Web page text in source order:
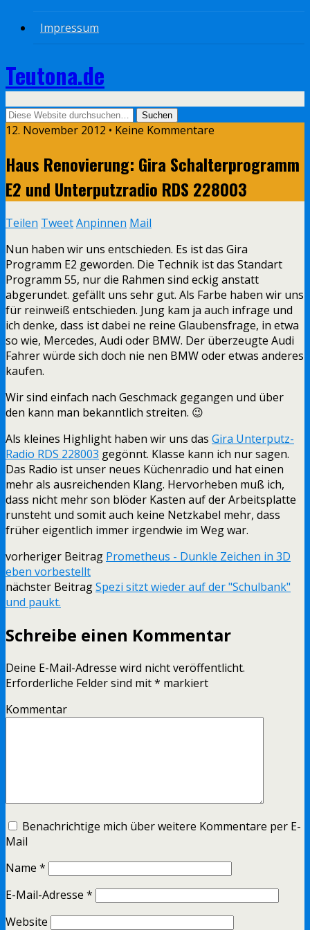
Impressum
Teutona.de
12. November 2012 • Keine Kommentare
Haus Renovierung: Gira Schalterprogramm
E2 und Unterputzradio RDS 228003
Teilen TweetAnpinnen Mail
Nun haben wir uns entschieden. Es ist das Gira
Programm E2 geworden. Die Technik ist das Standart
Programm 55, nur die Rahmen sind eckig anstatt
abgerundet. gefällt uns sehr gut. Als Farbe haben wir uns
für reinweiß entschieden. Jung kam ja auch infrage und
ich denke, dass ist dabei ne reine Glaubensfrage, in etwa
so wie, Mercedes, Audi oder BMW. Der überzeugte Audi
Fahrer würde sich doch nie nen BMW oder etwas anderes
kaufen.
Wir sind einfach nach Geschmack gegangen und über
den kann man bekanntlich streiten. 😉
Als kleines Highlight haben wir uns das Gira Unterputz-
Radio RDS 228003 gegönnt. Klasse kann ich nur sagen.
Das Radio ist unser neues Küchenradio und hat einen
mehr als ausreichenden Klang. Hervorheben muß ich,
dass nicht mehr son blöder Kasten auf der Arbeitsplatte
runsteht und somit auch keine Netzkabel mehr, dass
früher eigentlich immer irgendwie im Weg war.
vorheriger Beitrag Prometheus - Dunkle Zeichen in 3D
eben vorbestellt
nächster BeitragSpezi sitzt wieder auf der "Schulbank"
und paukt.
Schreibe einen Kommentar
Deine E-Mail-Adresse wird nicht veröffentlicht.
Erforderliche Felder sind mit* markiert
Kommentar
Benachrichtige mich über weitere Kommentare per E-
Mail
Name *
E-Mail-Adresse *
Website